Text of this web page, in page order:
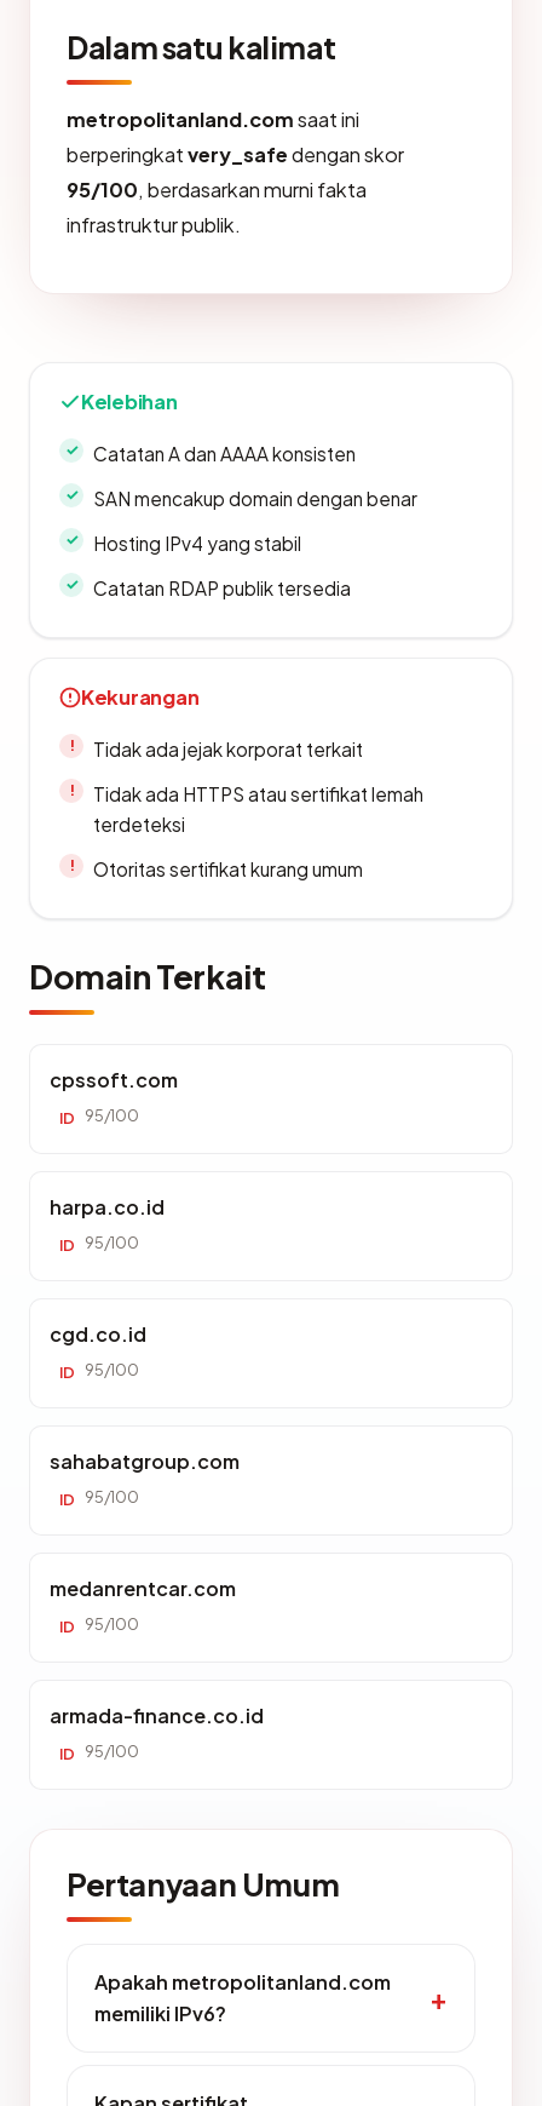
Dalam satu kalimat
metropolitanland.comsaat ini
berperingkatvery_safedengan skor
95/100, berdasarkan murni fakta
infrastruktur publik.
Kelebihan
Catatan A dan AAAA konsisten
SAN mencakup domain dengan benar
Hosting IPv4 yang stabil
Catatan RDAP publik tersedia
Kekurangan
Tidak ada jejak korporat terkait
Tidak ada HTTPS atau sertifikat lemah
terdeteksi
Otoritas sertifikat kurang umum
Domain Terkait
cpssoft.com
ID 95/100
harpa.co.id
ID 95/100
cgd.co.id
ID 95/100
sahabatgroup.com
ID 95/100
medanrentcar.com
ID 95/100
armada-finance.co.id
ID 95/100
Pertanyaan Umum
Apakah metropolitanland.com
memiliki IPv6?